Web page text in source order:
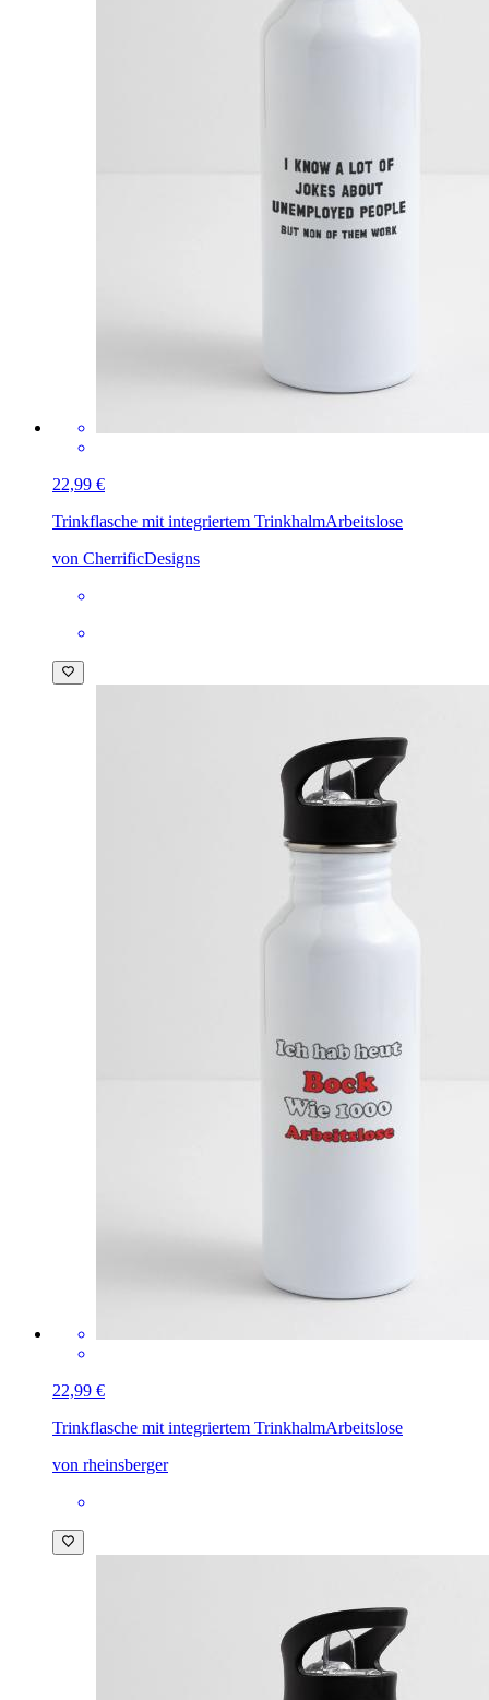
22,99 €
Trinkflasche mit integriertem TrinkhalmArbeitslose
von CherrificDesigns
22,99 €
Trinkflasche mit integriertem TrinkhalmArbeitslose
von rheinsberger